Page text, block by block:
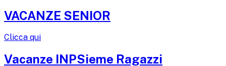
VACANZE SENIOR
Clicca qui
Vacanze INPSieme Ragazzi